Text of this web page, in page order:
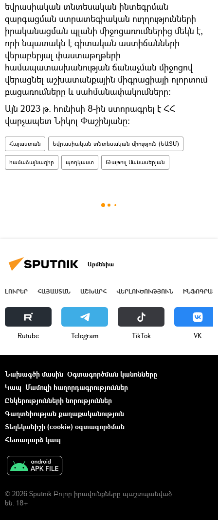
եվրասիական տնտեսական ինտեգրման
զարգացման ստրատեգիական ուղղությունների
իրականացման պլանի միջոցառումներից մեկն է,
որի նպատակն է գիտական աստիճանների
վերաբերյալ փաստաթղթերի
համապատասխանության ճանաչման միջոցով
վերացնել աշխատանքային միգրացիայի ոլորտում
բացառումները և սահմանափակումները։
Այն 2023 թ. հունիսի 8-ին ստորագրել է ՀՀ
վարչապետ Նիկոլ Փաշինյանը:
Հայաստան Եվրասիական տնտեսական միություն (ԵԱՏՄ)
համաձայնագիր պոդկաստ Թաթուլ Մանասերյան
Արմենիա
ԼՈՒՐԵՐ ՀԱՅԱՍՏԱՆ ԱՇԽԱՐՀ ՎԵՐԼՈՒԾՈՒԹՅՈՒՆ
Rutube Telegram ТikТоk VK
Նախագծի մասին Օգտագործման կանոնները
Կապ Մամուլի հաղորդագրություններ
Ընկերությունների նորություններ
Գաղտնիության քաղաքականություն
Տեղեկանիշի (cookie) օգտագործման
Հետադարձ կապ
© 2026 Sputnik Բոլոր իրավունքները պաշտպանված
են. 18+